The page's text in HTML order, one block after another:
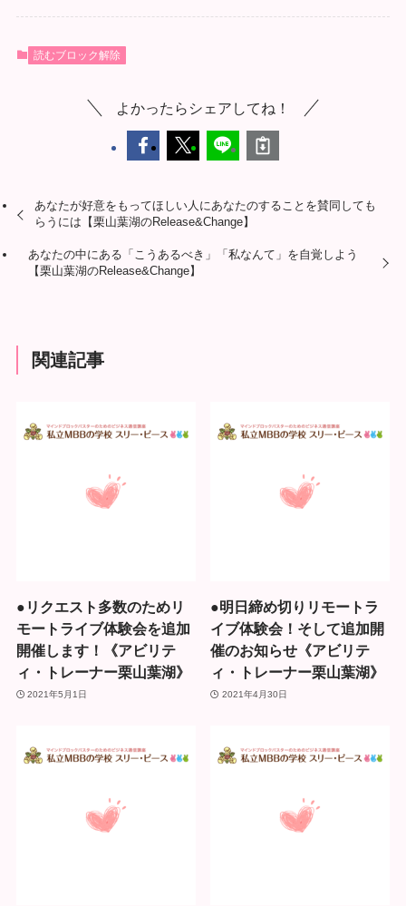
読むブロック解除
よかったらシェアしてね！
あなたが好意をもってほしい人にあなたのすることを賛同しても
らうには【栗山葉湖のRelease&Change】
あなたの中にある「こうあるべき」「私なんて」を自覚しよう
【栗山葉湖のRelease&Change】
関連記事
●リクエスト多数のためリ
モートライブ体験会を追加
開催します！《アビリテ
ィ・トレーナー栗山葉湖》
2021年5月1日
●明日締め切りリモートラ
イブ体験会！そして追加開
催のお知らせ《アビリテ
ィ・トレーナー栗山葉湖》
2021年4月30日